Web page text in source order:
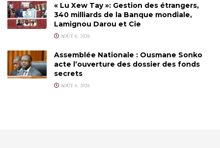
« Lu Xew Tay »: Gestion des étrangers,
340 milliards de la Banque mondiale,
Lamignou Darou et Cie
AOÛT 6, 2026
Assemblée Nationale : Ousmane Sonko
acte l’ouverture des dossier des fonds
secrets
AOÛT 6, 2026